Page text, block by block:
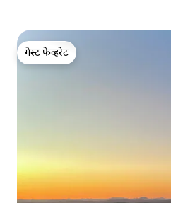
गेस्ट फेव्हरेट
गेस्ट फेव्हरेट